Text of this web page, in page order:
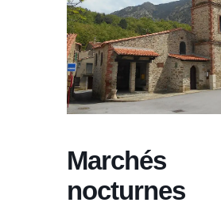
Marchés
nocturnes